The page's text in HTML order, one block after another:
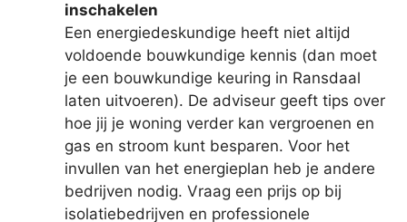
inschakelen
Een energiedeskundige heeft niet altijd
voldoende bouwkundige kennis (dan moet
je een bouwkundige keuring in Ransdaal
laten uitvoeren). De adviseur geeft tips over
hoe jij je woning verder kan vergroenen en
gas en stroom kunt besparen. Voor het
invullen van het energieplan heb je andere
bedrijven nodig. Vraag een prijs op bij
isolatiebedrijven en professionele